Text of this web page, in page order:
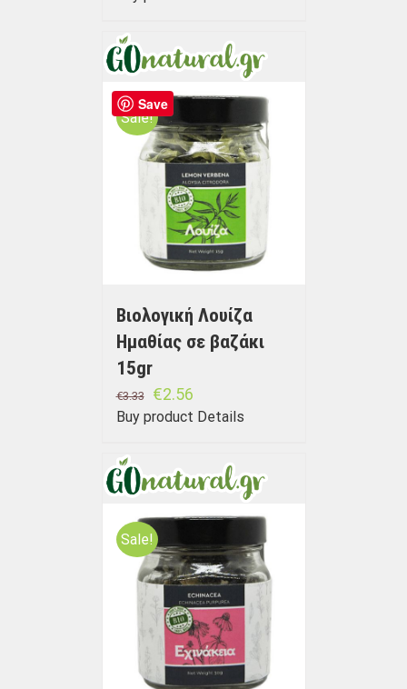
Sale!
Βιολογική Λουίζα
Ημαθίας σε βαζάκι
15gr
€3.33 €2.56
Buy product Details
Sale!
Save